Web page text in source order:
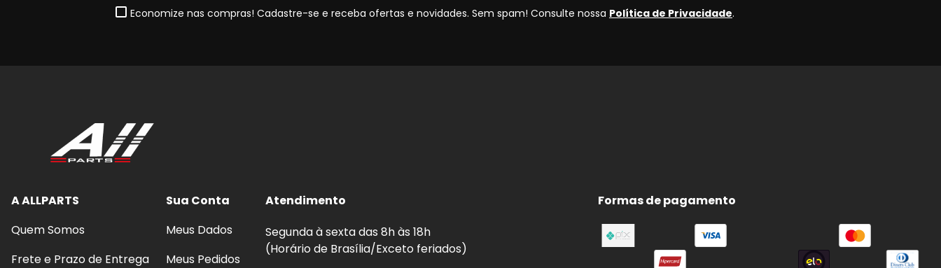
Economize nas compras! Cadastre-se e receba ofertas e novidades. Sem spam! Consulte nossa Política de Privacidade.
A ALLPARTS
Quem Somos
Frete e Prazo de Entrega
Sua Conta
Meus Dados
Meus Pedidos
Atendimento
Segunda à sexta das 8h às 18h
(Horário de Brasília/Exceto feriados)
Formas de pagamento